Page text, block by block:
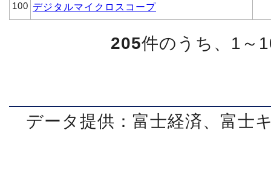
100 デジタルマイクロスコープ
205件のうち、1～
データ提供：富士経済、富士